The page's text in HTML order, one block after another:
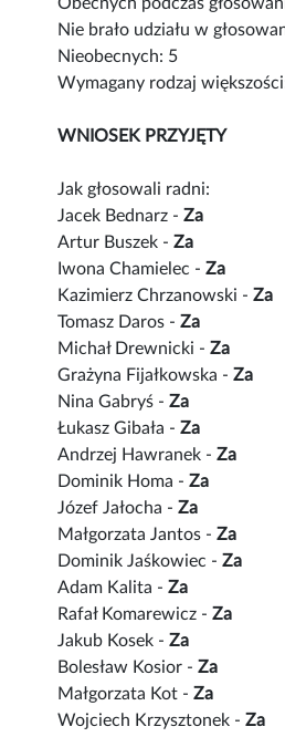
Nie brało udziału w
Nieobecnych: 5
Wymagany rodzaj
WNIOSEK PRZYJĘTY
Jak głosowali radni:
Jacek Bednarz -Za
Artur Buszek -Za
Iwona Chamielec -Za
Kazimierz Chrzanowski -Za
Tomasz Daros -Za
Michał Drewnicki -Za
Grażyna Fijałkowska -Za
Nina Gabryś -Za
Łukasz Gibała -Za
Andrzej Hawranek -Za
Dominik Homa -Za
Józef Jałocha -Za
Małgorzata Jantos -Za
Dominik Jaśkowiec -Za
Adam Kalita -Za
Rafał Komarewicz -Za
Jakub Kosek -Za
Bolesław Kosior -Za
Małgorzata Kot -Za
Wojciech Krzysztonek -Za